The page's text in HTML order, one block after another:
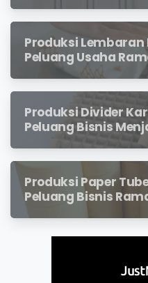
Produksi Lembaran
Peluang Usaha
yang Menjanjikan
Produksi Divider
Peluang Bisnis
Permintaan yang
Produksi Paper
Peluang Bisnis